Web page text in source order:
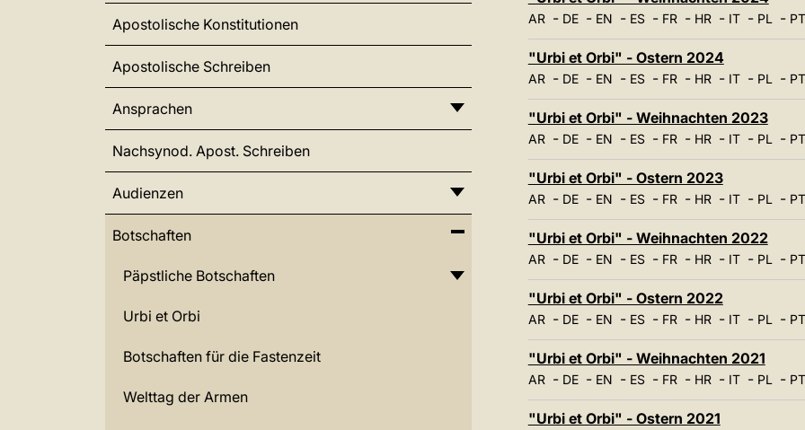
Apostolische Konstitutionen
Apostolische Schreiben
Ansprachen
Nachsynod. Apost. Schreiben
Audienzen
Botschaften
Päpstliche Botschaften
Urbi et Orbi
Botschaften für die Fastenzeit
Welttag der Armen
AR- DE- EN - ES- FR- HR- IT- PL- PT
"Urbi et Orbi" - Ostern 2024
AR- DE- EN - ES- FR- HR- IT- PL- PT
"Urbi et Orbi" - Weihnachten 2023
AR- DE- EN - ES- FR- HR- IT- PL- PT
"Urbi et Orbi" - Ostern 2023
AR- DE- EN - ES- FR- HR- IT- PL- PT
"Urbi et Orbi" - Weihnachten 2022
AR- DE- EN - ES- FR- HR- IT- PL- PT
"Urbi et Orbi" - Ostern 2022
AR- DE- EN - ES- FR- HR- IT- PL- PT
"Urbi et Orbi" - Weihnachten 2021
AR- DE- EN - ES- FR- HR- IT- PL- PT
"Urbi et Orbi" - Ostern 2021